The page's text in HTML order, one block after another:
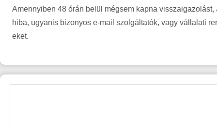
Amennyiben 48 órán belül mégsem kapna
hiba, ugyanis bizonyos e-mail szolgáltatók, vagy vállalati
eket.